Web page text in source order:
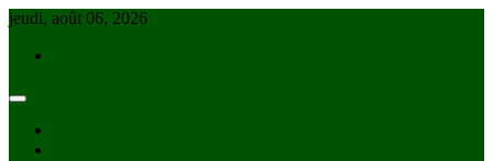
Skip
content
jeudi, août 06, 2026